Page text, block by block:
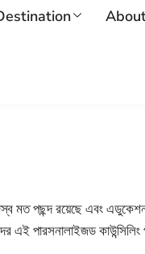
মত পছন্দ রয়েছে এবং
পারসনালাইজড কাউন্সিলিং